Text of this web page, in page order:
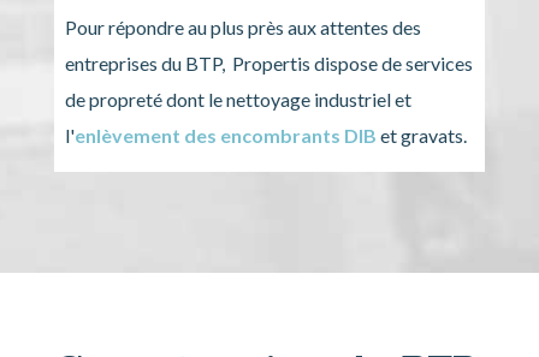
Pour répondre au plus près aux attentes des
entreprises du BTP, Propertis dispose de services
de propreté dont le nettoyage industriel et
l'enlèvement des encombrants DIB et gravats.